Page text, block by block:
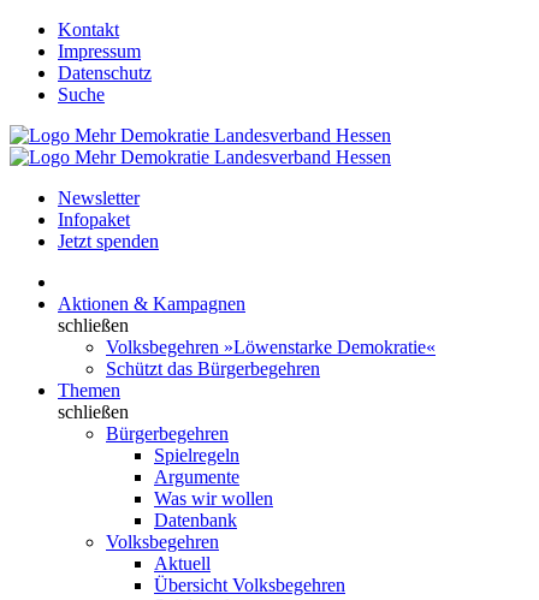
Kontakt
Impressum
Datenschutz
Suche
Newsletter
Infopaket
Jetzt spenden
Aktionen & Kampagnen
schließen
Volksbegehren »Löwenstarke Demokratie«
Schützt das Bürgerbegehren
Themen
schließen
Bürgerbegehren
Spielregeln
Argumente
Was wir wollen
Datenbank
Volksbegehren
Aktuell
Übersicht Volksbegehren